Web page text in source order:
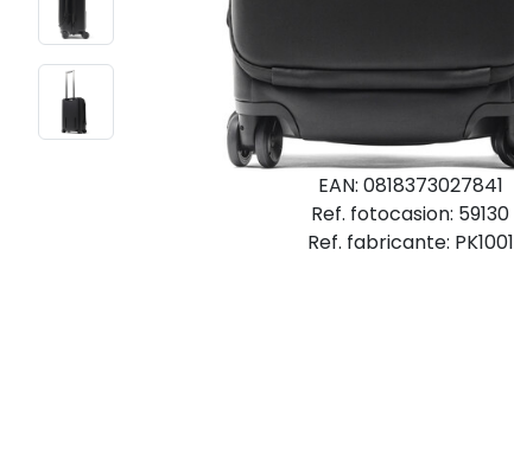
EAN: 0818373027841
Ref. fotocasion: 59130
Ref. fabricante: PK1001